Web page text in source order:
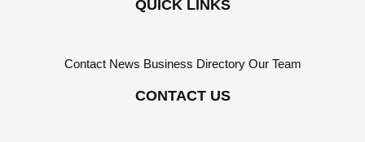
QUICK LINKS
Contact News Business Directory Our Team
CONTACT US